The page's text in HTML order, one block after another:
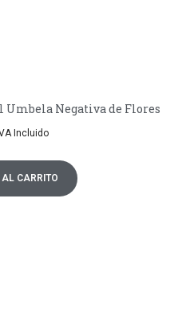
Umbela Negativa de Flores
Incluido
CARRITO